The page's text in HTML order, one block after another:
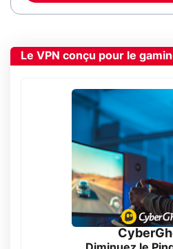
Le VPN conçu pour le